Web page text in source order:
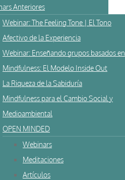
Anteriores
Webinar: The Feeling Tone | El Tono
Afectivo de la Experiencia
Webinar: Enseñando grupos basados en
Mindfulness: El Modelo Inside Out
La Riqueza de la Sabiduría
Mindfulness para el Cambio Social y
Medioambiental
OPEN MINDED
Webinars
Meditaciones
Artículos